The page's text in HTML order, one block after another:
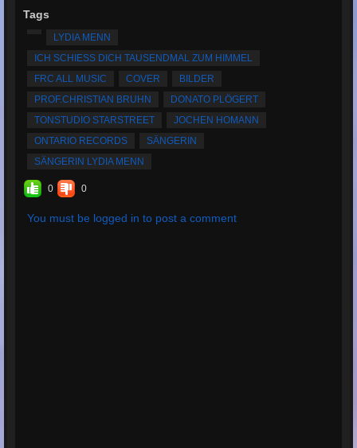
Tags
LYDIA MENN
ICH SCHIESS DICH TAUSENDMAL ZUM HIMMEL
FRC ALL MUSIC
COVER
BILDER
PROF.CHRISTIAN BRUHN
DONATO PLÖGERT
TONSTUDIO STARSTREET
JOCHEN HOMANN
ONTARIO RECORDS
SÄNGERIN
SÄNGERIN LYDIA MENN
0 0
You must be logged in to post a comment